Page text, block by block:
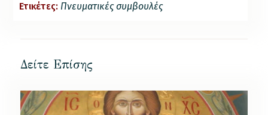
Ετικέτες: Πνευματικές συμβουλές
Δείτε Επίσης